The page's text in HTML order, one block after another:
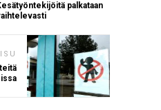
palkataan